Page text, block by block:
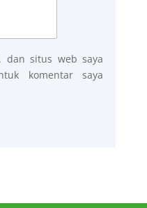
dan situs web saya
komentar saya